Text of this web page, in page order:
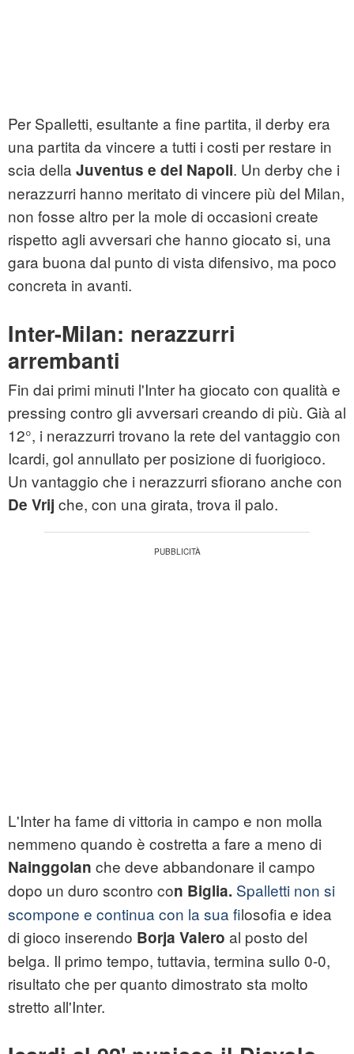
Per Spalletti, esultante a fine partita, il derby era
una partita da vincere a tutti i costi per restare in
scia della Juventus e del Napoli. Un derby che i
nerazzurri hanno meritato di vincere più del Milan,
non fosse altro per la mole di occasioni create
rispetto agli avversari che hanno giocato si, una
gara buona dal punto di vista difensivo, ma poco
concreta in avanti.
Inter-Milan: nerazzurri
arrembanti
Fin dai primi minuti l'Inter ha giocato con qualità e
pressing contro gli avversari creando di più. Già al
12°, i nerazzurri trovano la rete del vantaggio con
Icardi, gol annullato per posizione di fuorigioco.
Un vantaggio che i nerazzurri sfiorano anche con
De Vrij che, con una girata, trova il palo.
L'Inter ha fame di vittoria in campo e non molla
nemmeno quando è costretta a fare a meno di
Nainggolan che deve abbandonare il campo
dopo un duro scontro con Biglia. Spalletti non si
scompone e continua con la sua filosofia e idea
di gioco inserendo Borja Valero al posto del
belga. Il primo tempo, tuttavia, termina sullo 0-0,
risultato che per quanto dimostrato sta molto
stretto all'Inter.